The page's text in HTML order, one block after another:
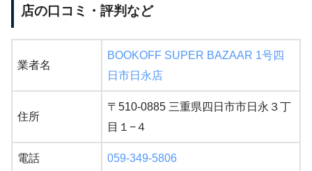
店の口コミ・評判など
業者名
BOOKOFF SUPER BAZAAR 1号四
日市日永店
住所
〒510-0885 三重県四日市市日永３丁
目１−４
電話 059-349-5806